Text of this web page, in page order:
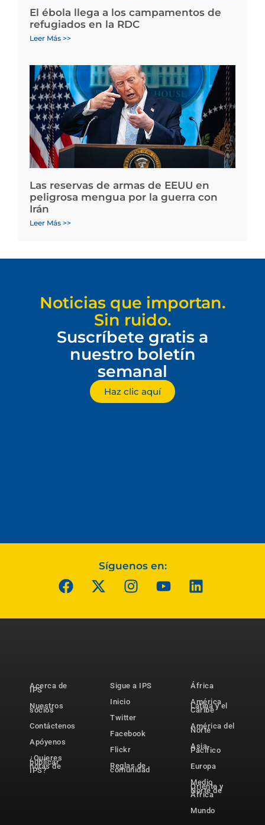
El ébola llega a los campamentos de
refugiados en la RDC
Leer Más >>
Las reservas de armas de EEUU en
peligrosa mengua por la guerra con
Irán
Leer Más >>
Noticias que importan.
Sin ruido.
Suscríbete gratis a
nuestro boletín
semanal
Haz clic aquí
Síguenos en:
Acerca de
IPS
Nuestros
socios
Contáctenos
Apóyenos
¿Quieres
publicar
notas de
IPS?
Sigue a IPS
Inicio
Twitter
Facebook
Flickr
Reglas de
comunidad
África
América
Latina y el
Caribe
América del
Norte
Asia-
Pacífico
Europa
Medio
Oriente y
Norte de
África
Mundo